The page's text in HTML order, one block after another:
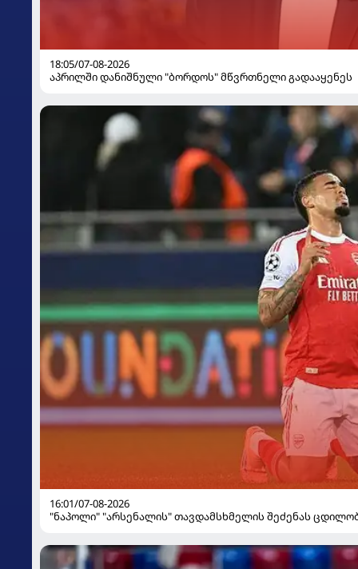
18:05/07-08-2026
აპრილში დანიშნული "ბორდოს" მწვრთნელი გადააყენეს
16:01/07-08-2026
"ნაპოლი" "არსენალის" თავდამსხმელის შეძენას